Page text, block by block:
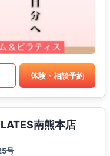
体験・相談予約
南熊本店
号